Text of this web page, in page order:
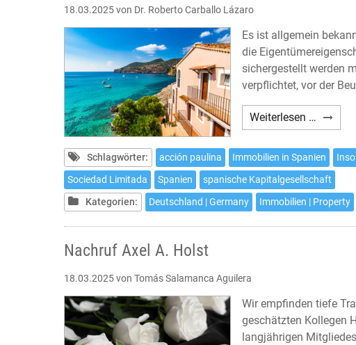
18.03.2025von Dr. Roberto Carballo Lázaro
Es ist allgemein
die
sichergestellt werden
verpflichtet, vor der
Weiterlesen … Erwerb
einer
von
einer
Schlagwörter: acción paulina Immobilien in Spanien
Sociedad Limitada
Spanien
spanische Kapitalgesellschaft
Kategorien:
Deutschland | Germany Immobilien | Property
Nachruf Axel A. Holst
18.03.2025von Tomás Salamanca Aguilera
Wir empfinden tiefe
geschätzten Kollegen
langjährigen